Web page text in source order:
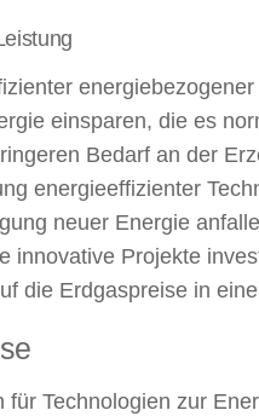
einsparen, die es
Bedarf an der
energieeffizienter
neuer Energie
innovative Projekte
die Erdgaspreise in
für Technologien zur